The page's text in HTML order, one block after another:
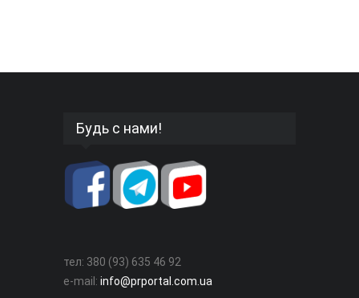
Будь с нами!
тел: 380 (93) 635 46 92
e-mail: info@prportal.com.ua